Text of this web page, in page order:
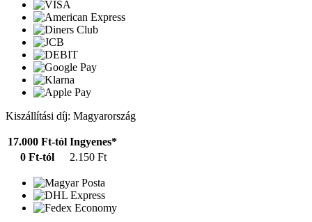
Kiszállítási díj: Magyarország
17.000 Ft-tól Ingyenes*
0 Ft-tól
2.150 Ft